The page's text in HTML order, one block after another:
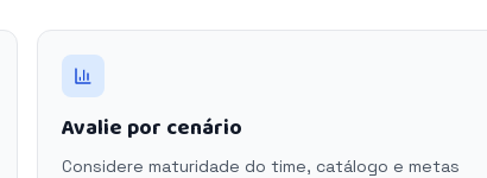
Avalie por cenário
Considere maturidade do time, catálogo e metas